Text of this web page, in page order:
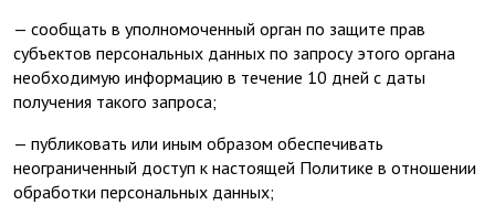
— сообщать в уполномоченный орган по защите прав
субъектов персональных данных по запросу этого органа
необходимую информацию в течение 10 дней с даты
получения такого запроса;
— публиковать или иным образом обеспечивать
неограниченный доступ к настоящей Политике в отношении
обработки персональных данных;